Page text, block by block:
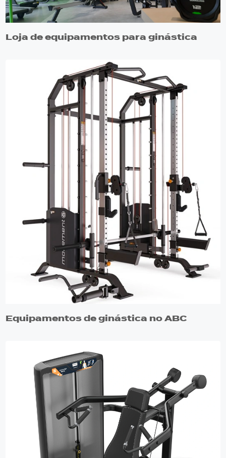
Loja de equipamentos para ginástica
Equipamentos de ginástica no ABC